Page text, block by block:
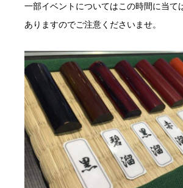
一部イベントについてはこの時間に当て
ありますのでご注意くださいませ。